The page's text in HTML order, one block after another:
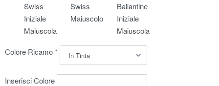
Swiss
Iniziale
Maiuscola
Swiss
Maiuscolo
Ballantine
Iniziale
Maiuscola
Colore Ricamo*
Inserisci Colore